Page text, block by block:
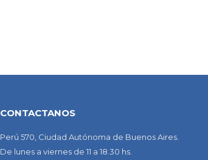
CONTACTANOS
Perú 570, Ciudad Autónoma de Buenos Aires.
De lunes a viernes de 11 a 18.30 hs.